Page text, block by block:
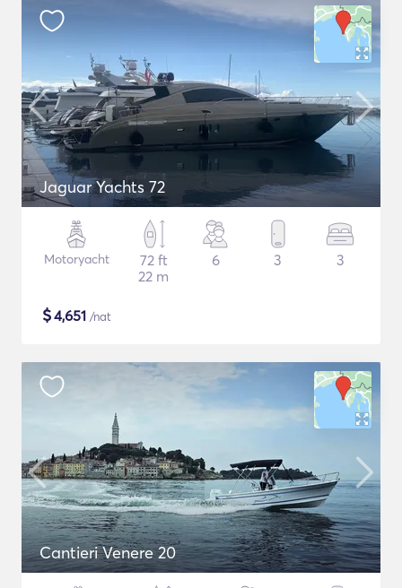
Jaguar Yachts 72
Motoryacht
72 ft
22 m
6 3 3
$4,651 /nat
Cantieri Venere 20